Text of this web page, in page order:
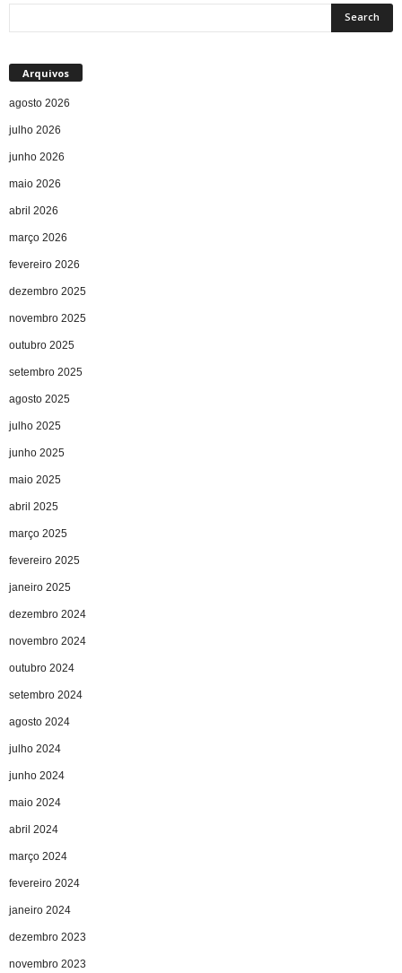
Arquivos
agosto 2026
julho 2026
junho 2026
maio 2026
abril 2026
março 2026
fevereiro 2026
dezembro 2025
novembro 2025
outubro 2025
setembro 2025
agosto 2025
julho 2025
junho 2025
maio 2025
abril 2025
março 2025
fevereiro 2025
janeiro 2025
dezembro 2024
novembro 2024
outubro 2024
setembro 2024
agosto 2024
julho 2024
junho 2024
maio 2024
abril 2024
março 2024
fevereiro 2024
janeiro 2024
dezembro 2023
novembro 2023